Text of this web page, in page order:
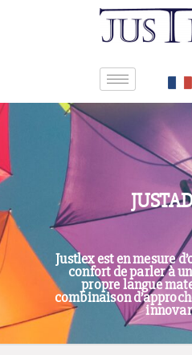
Justlex est en mesure
confort de parler à
propre langue
combinaison